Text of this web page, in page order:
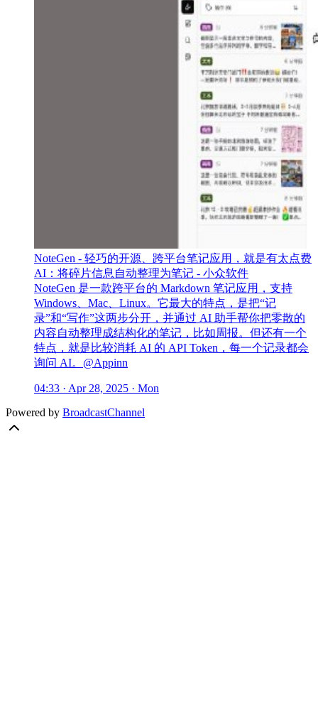
NoteGen - 轻巧的开源、跨平台笔记应用，就是有太点费
AI：将碎片信息自动整理为笔记 - 小众软件
NoteGen 是一款跨平台的 Markdown 笔记应用，支持
Windows、Mac、Linux。它最大的特点，是把“记
录”和“写作”这两步分开，并通过 AI 助手帮你把零散的
内容自动整理成结构化的笔记，比如周报。但还有一个
特点，就是比较消耗 AI 的 API Token，每一个记录都会
询问 AI。@Appinn
04:33 · Apr 28, 2025 · Mon
Powered by BroadcastChannel